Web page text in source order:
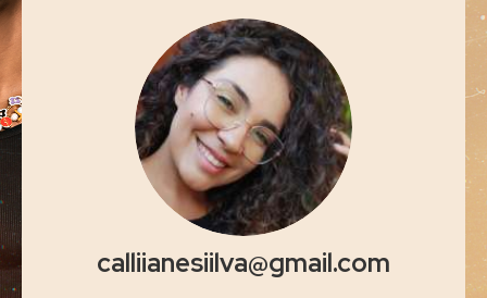
calliianesiilva@gmail.com